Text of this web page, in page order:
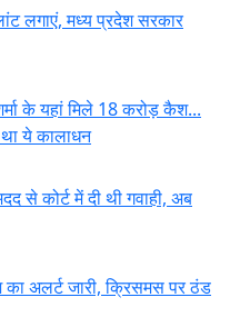
लगाएं, मध्य प्रदेश सरकार
के यहां मिले 18 करोड़ कैश...
ये कालाधन
से कोर्ट में दी थी गवाही, अब
का अलर्ट जारी, क्रिसमस पर ठंड